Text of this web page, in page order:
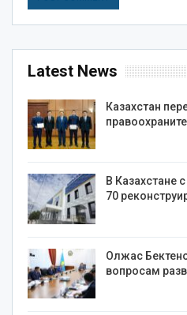
Latest News
Казахстан
В Казахстане
70
Олжас
вопросам